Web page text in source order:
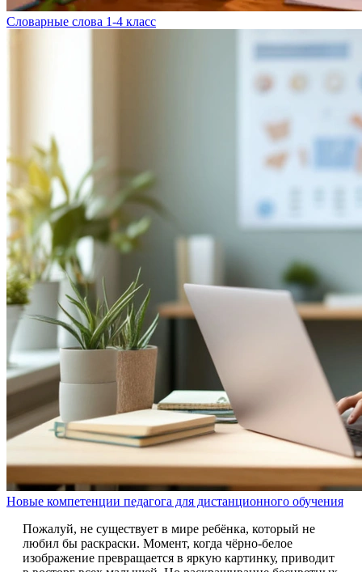
Словарные слова 1-4 класс
Новые компетенции педагога для дистанционного обучения
Пожалуй, не существует в мире ребёнка, который не
любил бы раскраски. Момент, когда чёрно-белое
изображение превращается в яркую картинку, приводит